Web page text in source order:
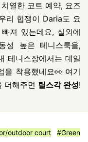
열한 코트 예약, 요즈
리 힙쟁이 Daria도 요
져 있는데요, 실외에
성 높은 테니스룩을,
테니스장에서는 데일
을 착용했네요👀 여기
더해주면 릴스각 완성!
outdoor court
#Green